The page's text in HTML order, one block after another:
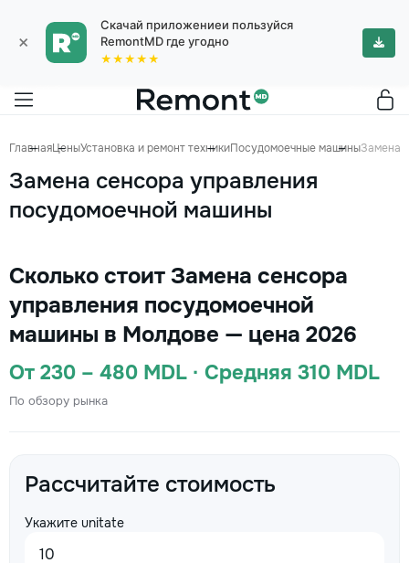
×
Скачай приложениеи пользуйся
RemontMD где угодно
★★★★★
ГлавнаяЦеныУстановка и ремонт техникиПосудомоечные машиныЗамена
Замена сенсора управления
посудомоечной машины
Сколько стоит Замена сенсора
управления посудомоечной
машины в Молдове — цена 2026
От 230 – 480 MDL · Средняя 310 MDL
По обзору рынка
Рассчитайте стоимость
Укажите unitate